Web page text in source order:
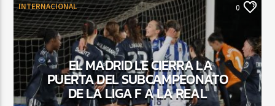
INTERNACIONAL 0
EL MADRID LE CIERRA LA
PUERTA DEL SUBCAMPEONATO
DE LA LIGA F A LA REAL